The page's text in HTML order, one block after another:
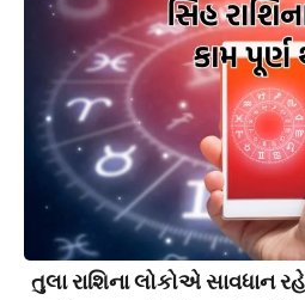
તુલા રાશિના લોકોએ સાવધાન